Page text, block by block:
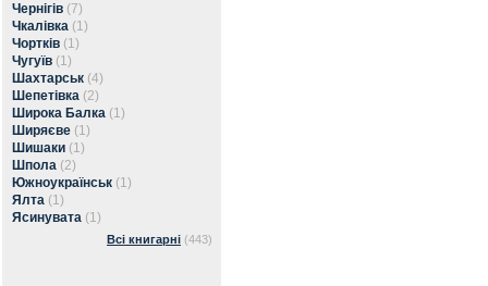
Чернігів (7)
Чкалівка (1)
Чортків (1)
Чугуїв (1)
Шахтарськ (4)
Шепетівка (2)
Широка Балка (1)
Ширяєве (1)
Шишаки (1)
Шпола (2)
Южноукраїнськ (1)
Ялта (1)
Ясинувата (1)
Всі книгарні (443)